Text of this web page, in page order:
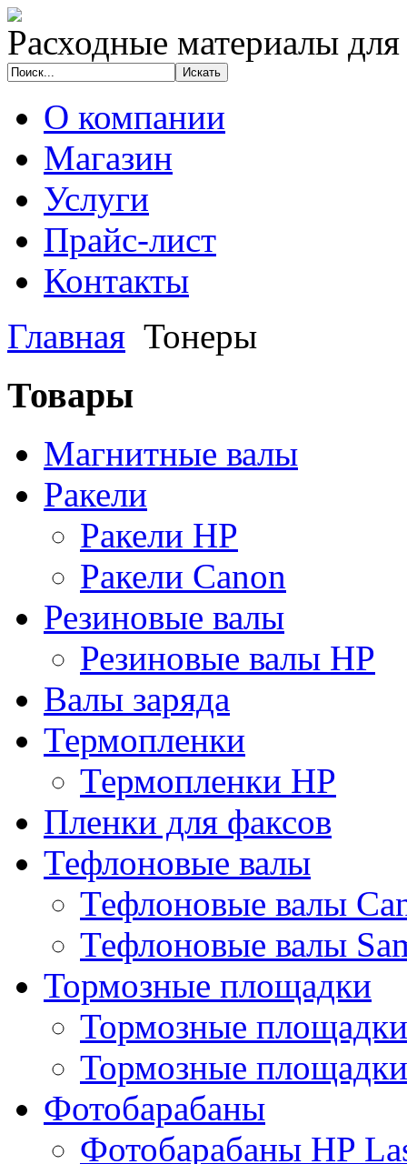
Расходные материалы
О компании
Магазин
Услуги
Прайс-лист
Контакты
Главная Тонеры
Товары
Магнитные валы
Ракели
Ракели HP
Ракели Canon
Резиновые валы
Резиновые валы HP
Валы заряда
Термопленки
Термопленки HP
Пленки для факсов
Тефлоновые валы
Тефлоновые валы
Тефлоновые валы
Тормозные площадки
Тормозные
Тормозные
Фотобарабаны
Фотобарабаны HP